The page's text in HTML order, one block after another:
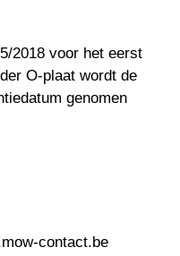
2018 voor het eerst
O-plaat wordt de
genomen
contact.be